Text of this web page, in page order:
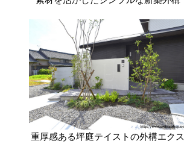
重厚感ある坪庭テイストの外構エクス